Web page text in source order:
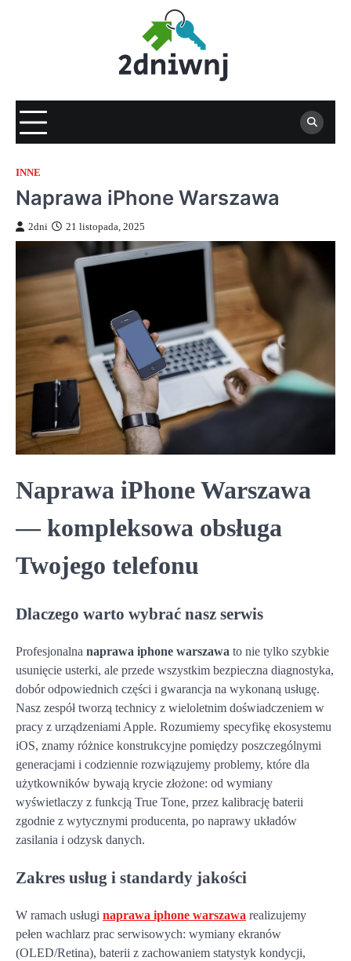
INNE
Naprawa iPhone Warszawa
2dni 21 listopada, 2025
Naprawa iPhone Warszawa
— kompleksowa obsługa
Twojego telefonu
Dlaczego warto wybrać nasz serwis
Profesjonalna naprawa iphone warszawa to nie tylko szybkie
usunięcie usterki, ale przede wszystkim bezpieczna diagnostyka,
dobór odpowiednich części i gwarancja na wykonaną usługę.
Nasz zespół tworzą technicy z wieloletnim doświadczeniem w
pracy z urządzeniami Apple. Rozumiemy specyfikę ekosystemu
iOS, znamy różnice konstrukcyjne pomiędzy poszczególnymi
generacjami i codziennie rozwiązujemy problemy, które dla
użytkowników bywają krycie złożone: od wymiany
wyświetlaczy z funkcją True Tone, przez kalibrację baterii
zgodnie z wytycznymi producenta, po naprawy układów
zasilania i odzysk danych.
Zakres usług i standardy jakości
W ramach usługi naprawa iphone warszawa realizujemy
pełen wachlarz prac serwisowych: wymiany ekranów
(OLED/Retina), baterii z zachowaniem statystyk kondycji,